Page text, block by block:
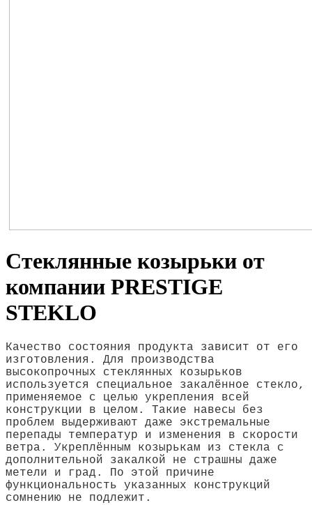
Стеклянные козырьки от
компании PRESTIGE
STEKLO
Качество состояния продукта зависит от его
изготовления. Для производства
высокопрочных стеклянных козырьков
используется специальное закалённое стекло,
применяемое с целью укрепления всей
конструкции в целом. Такие навесы без
проблем выдерживают даже экстремальные
перепады температур и изменения в скорости
ветра. Укреплённым козырькам из стекла с
дополнительной закалкой не страшны даже
метели и град. По этой причине
функциональность указанных конструкций
сомнению не подлежит.